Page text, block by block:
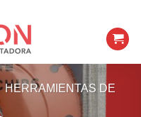
HERRAMIENTAS DE